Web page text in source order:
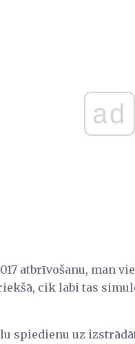
ad
atbrīvošanu, man
cik labi tas
spiedienu uz